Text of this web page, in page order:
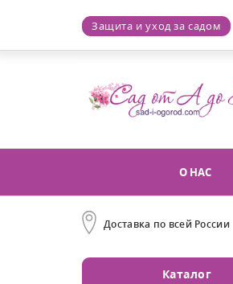
Защита и уход за садом
О НАС
Доставка по всей России
Каталог